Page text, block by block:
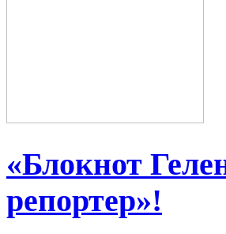
«Блокнот
репортер»!